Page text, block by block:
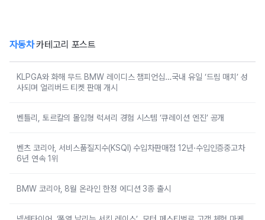
자동차카테고리 포스트
KLPGA와 화해 무드 BMW 레이디스 챔피언십…국내 유일 ‘드림 매치’ 성
사되며 얼리버드 티켓 판매 개시
벤틀리, 토르칼의 몰입형 럭셔리 경험 시스템 ‘큐레이션 엔진’ 공개
벤츠 코리아, 서비스품질지수(KSQI) 수입차판매점 12년·수입인증중고차
6년 연속 1위
BMW 코리아, 8월 온라인 한정 에디션 3종 출시